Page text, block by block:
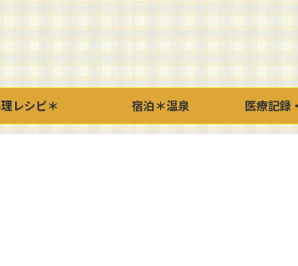
レシピ＊ 宿泊＊温泉 医療記録